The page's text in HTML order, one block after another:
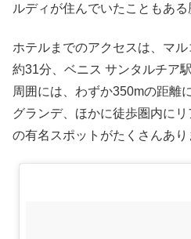
ルディが住んでいたこともある
ホテルまでのアクセスは、マ
約31分、ベニス サンタルチア
周囲には、わずか350mの距離
グランデ、ほかに徒歩圏内に
の有名スポットがたくさんあり